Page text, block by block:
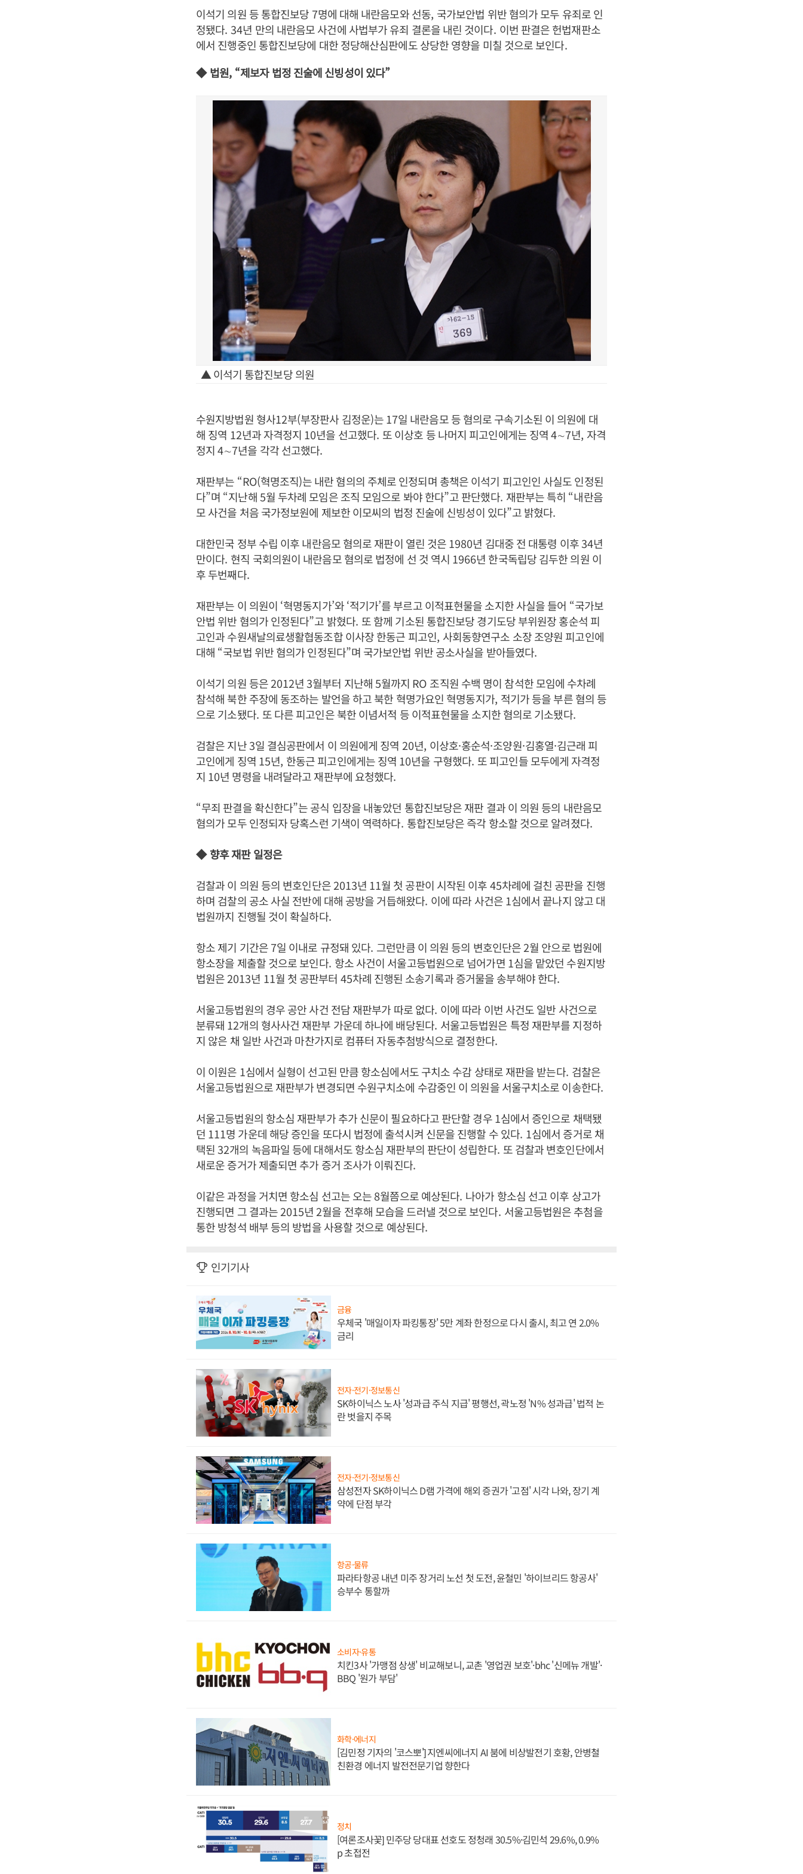
이석기 의원 등 통합진보당7명에 대해 내란음모와 선동, 국가보안법 위반 혐의가 모두 유죄로 인
정됐다. 34년 만의 내란음모 사건에 사법부가 유죄 결론을 내린 것이다. 이번 판결은 헌법재판소
에서 진행중인 통합진보당에 대한 정당해산심판에도 상당한 영향을 미칠 것으로 보인다.
◆법원, “제보자 법정 진술에 신빙성이 있다”
▲ 이석기 통합진보당 의원
수원지방법원 형사12부(부장판사 김정운)는17일 내란음모 등 혐의로 구속기소된 이 의원에 대
해 징역 12년과 자격정지 10년을 선고했다. 또 이상호 등 나머지 피고인에게는 징역4∼7년, 자격
정지4∼7년을 각각 선고했다.
재판부는 “RO(혁명조직)는 내란 혐의의 주체로 인정되며 총책은 이석기 피고인인 사실도 인정된
다”며 “지난해5월 두차례 모임은 조직 모임으로 봐야 한다”고 판단했다. 재판부는 특히 “내란음
모 사건을 처음 국가정보원에 제보한 이모씨의 법정 진술에 신빙성이 있다”고 밝혔다.
대한민국 정부 수립 이후 내란음모 혐의로 재판이 열린 것은1980년 김대중 전 대통령 이후34년
만이다. 현직 국회의원이 내란음모 혐의로 법정에 선 것 역시 1966년 한국독립당 김두한 의원 이
후 두번째다.
재판부는 이 의원이 ‘혁명동지가’와‘적기가’를 부르고 이적표현물을 소지한 사실을 들어 “국가보
안법 위반 혐의가 인정된다”고 밝혔다. 또 함께 기소된 통합진보당 경기도당 부위원장 홍순석 피
고인과 수원새날의료생활협동조합 이사장 한동근 피고인, 사회동향연구소 소장 조양원 피고인에
대해 “국보법 위반 혐의가 인정된다”며 국가보안법 위반 공소사실을 받아들였다.
이석기 의원 등은2012년3월부터 지난해5월까지 RO 조직원 수백 명이 참석한 모임에 수차례
참석해 북한 주장에 동조하는 발언을 하고 북한 혁명가요인 혁명동지가, 적기가 등을 부른 혐의 등
으로 기소됐다. 또 다른 피고인은 북한 이념서적 등 이적표현물을 소지한 혐의로 기소됐다.
검찰은 지난3일 결심공판에서 이 의원에게 징역 20년, 이상호·홍순석·조양원·김홍열·김근래 피
고인에게 징역 15년, 한동근 피고인에게는 징역 10년을 구형했다. 또 피고인들 모두에게 자격정
지 10년 명령을 내려달라고 재판부에 요청했다.
“무죄 판결을 확신한다”는 공식 입장을 내놓았던 통합진보당은 재판 결과 이 의원 등의 내란음모
혐의가 모두 인정되자 당혹스런 기색이 역력하다. 통합진보당은 즉각 항소할 것으로 알려졌다.
◆향후 재판 일정은
검찰과 이 의원 등의 변호인단은2013년 11월 첫 공판이 시작된 이후45차례에 걸친 공판을 진행
하며 검찰의 공소 사실 전반에 대해 공방을 거듭해왔다. 이에 따라 사건은1심에서 끝나지 않고 대
법원까지 진행될 것이 확실하다.
항소 제기 기간은7일 이내로 규정돼 있다. 그런만큼 이 의원 등의 변호인단은2월 안으로 법원에
항소장을 제출할 것으로 보인다. 항소 사건이 서울고등법원으로 넘어가면 1심을 맡았던 수원지방
법원은2013년 11월 첫 공판부터 45차례 진행된 소송기록과 증거물을 송부해야 한다.
서울고등법원의 경우 공안 사건 전담 재판부가 따로 없다. 이에 따라 이번 사건도 일반 사건으로
분류돼 12개의 형사사건 재판부 가운데 하나에 배당된다. 서울고등법원은 특정 재판부를 지정하
지 않은 채 일반 사건과 마찬가지로 컴퓨터 자동추첨방식으로 결정한다.
이 이원은 1심에서 실형이 선고된 만큼 항소심에서도 구치소 수감 상태로 재판을 받는다. 검찰은
서울고등법원으로 재판부가 변경되면 수원구치소에 수감중인 이 의원을 서울구치소로 이송한다.
서울고등법원의 항소심 재판부가 추가 신문이 필요하다고 판단할 경우1심에서 증인으로 채택됐
던 111명 가운데 해당 증인을 또다시 법정에 출석시켜 신문을 진행할 수 있다. 1심에서 증거로 채
택된32개의 녹음파일 등에 대해서도 항소심 재판부의 판단이 성립한다. 또 검찰과 변호인단에서
새로운 증거가 제출되면 추가 증거 조사가 이뤄진다.
이같은 과정을 거치면 항소심 선고는 오는8월쯤으로 예상된다. 나아가 항소심 선고 이후 상고가
진행되면 그 결과는2015년 2월을 전후해 모습을 드러낼 것으로 보인다. 서울고등법원은 추첨을
통한 방청석 배부 등의 방법을 사용할 것으로 예상된다.
인기기사
금융
우체국 '매일이자 파킹통장' 5만 계좌 한정으로 다시 출시, 최고 연 2.0%
금리
전자·전기·정보통신
SK하이닉스 노사 '성과급 주식 지급' 평행선, 곽노정 'N% 성과급' 법적 논
란 벗을지 주목
전자·전기·정보통신
삼성전자 SK하이닉스 D램 가격에 해외 증권가 '고점' 시각 나와, 장기 계
약에 단점 부각
항공·물류
파라타항공 내년 미주 장거리 노선 첫 도전, 윤철민 '하이브리드 항공사'
승부수 통할까
소비자·유통
치킨3사 '가맹점 상생' 비교해보니, 교촌 '영업권 보호'·bhc '신메뉴 개발'·
BBQ '원가 부담'
화학·에너지
[김민정 기자의 '코스뽀'] 지엔씨에너지 AI 붐에 비상발전기 호황, 안병철
친환경 에너지 발전전문기업 향한다
정치
[여론조사꽃] 민주당 당대표 선호도 정청래 30.5%·김민석 29.6%, 0.9%
p 초접전